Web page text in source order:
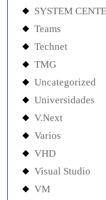
SYSTEM
Teams
Technet
TMG
Uncategorized
Universidades
V.Next
Varios
VHD
Visual Studio
VM